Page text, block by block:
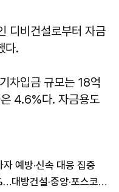
기
디비건설로부터 자금
다.
차입금 규모는 18억
4.6%다. 자금용도
예방·신속 대응 집중
대기업집단 내부거래 비중 12.3%…대방건설·중앙·포스코 '최상위'